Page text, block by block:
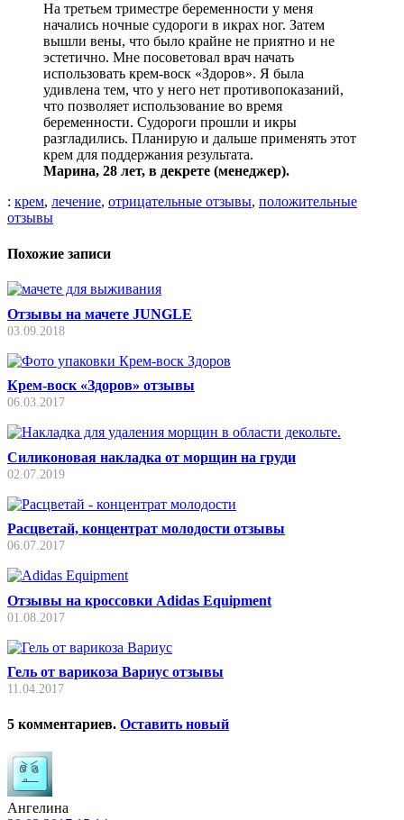
На третьем триместре беременности у меня
начались ночные судороги в икрах ног. Затем
вышли вены, что было крайне не приятно и не
эстетично. Мне посоветовал врач начать
использовать крем-воск «Здоров». Я была
удивлена тем, что у него нет противопоказаний,
что позволяет использование во время
беременности. Судороги прошли и икры
разгладились. Планирую и дальше применять этот
крем для поддержания результата.
Марина, 28 лет, в декрете (менеджер).
: крем, лечение, отрицательные отзывы, положительные
отзывы
Похожие записи
Отзывы на мачете JUNGLE
03.09.2018
Крем-воск «Здоров» отзывы
06.03.2017
Силиконовая накладка от морщин на груди
02.07.2019
Расцветай, концентрат молодости отзывы
06.07.2017
Отзывы на кроссовки Adidas Equipment
01.08.2017
Гель от варикоза Вариус отзывы
11.04.2017
5 комментариев. Оставить новый
Ангелина